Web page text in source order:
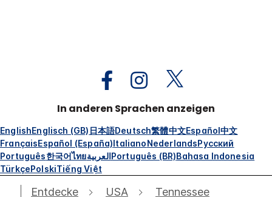
In anderen Sprachen anzeigen
EnglishEnglisch (GB) 日本語Deutsch繁體中文Español中文
FrançaisEspañol (España)ItalianoNederlandsРусский
Português한국어ไทยالعربيةPortuguês (BR)Bahasa Indonesia
TürkçePolskiTiếng Việt
Entdecke USA
Tennessee